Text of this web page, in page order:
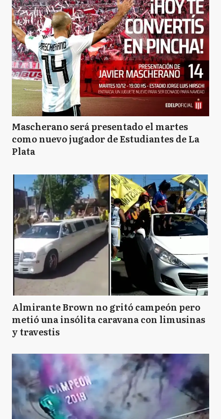
Mascherano será presentado el martes
como nuevo jugador de Estudiantes de La
Plata
Almirante Brown no gritó campeón pero
metió una insólita caravana con limusinas
y travestis